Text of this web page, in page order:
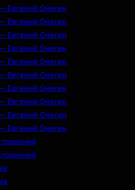
Евгений Онегин
Евгений Онегин
Евгений Онегин
Евгений Онегин
Евгений Онегин
Евгений Онегин
Евгений Онегин
Евгений Онегин
Евгений Онегин
Евгений Онегин